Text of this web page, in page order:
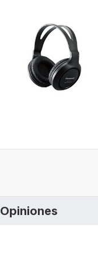
Opiniones